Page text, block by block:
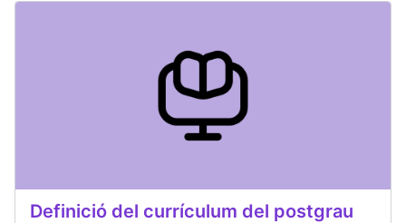
Definició del currículum del postgrau